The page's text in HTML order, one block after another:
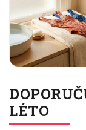
LÉTO